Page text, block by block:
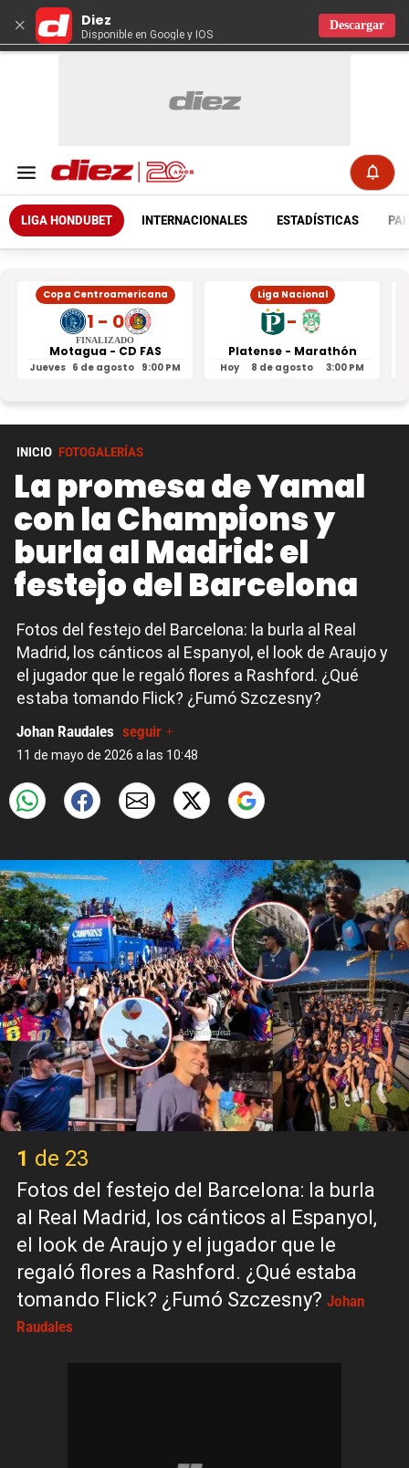
× Diez
Disponible en Google y IOS
Descargar
LIGA HONDUBET INTERNACIONALES ESTADÍSTICAS
Copa Centroamericana
1 - 0
FINALIZADO
Motagua - CD FAS
Jueves 6 de agosto 9:00 PM
Liga Nacional
-
Platense - Marathón
Hoy 8 de agosto 3:00 PM
INICIO FOTOGALERÍAS
La promesa de Yamal
con la Champions y
burla al Madrid: el
festejo del Barcelona
Fotos del festejo del Barcelona: la burla al Real
Madrid, los cánticos al Espanyol, el look de Araujo y
el jugador que le regaló flores a Rashford. ¿Qué
estaba tomando Flick? ¿Fumó Szczesny?
Johan Raudales seguir +
11 de mayo de 2026 a las 10:48
1 de 23
Fotos del festejo del Barcelona: la burla
al Real Madrid, los cánticos al Espanyol,
el look de Araujo y el jugador que le
regaló flores a Rashford. ¿Qué estaba
tomando Flick? ¿Fumó Szczesny? Johan
Raudales
X